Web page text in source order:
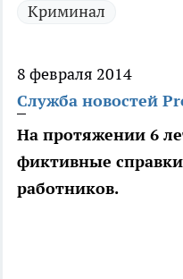
Криминал
8 февраля 2014
Служба новостей
На протяжении 6
фиктивные
работников.